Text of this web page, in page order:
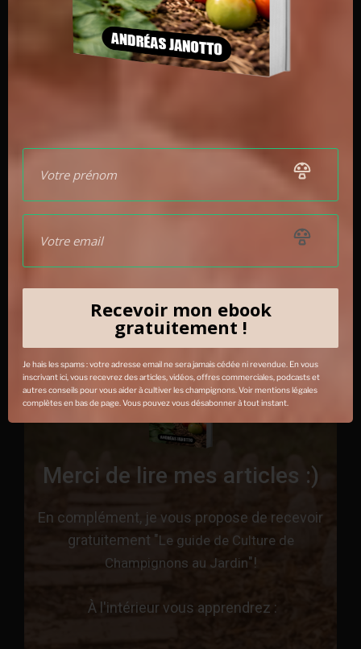
Conclusion
la production de
champignons comestibles et médicinaux,
ainsi que
pourl’industrie. En approfondissant notre
explorant leurs applications potentielles, nous
Merci de lire mes articles :)
En complément, je vous propose de recevoir
gratuitement "Le guide de Culture de
Champignons au Jardin"!
À l'intérieur vous apprendrez :
Recevoir mon ebook
gratuitement !
Je hais les spams : votre adresse email ne sera jamais cédée ni revendue. En vous
inscrivant ici, vous recevrez des articles, vidéos, offres commerciales, podcasts et
autres conseils pour vous aider à cultiver les champignons. Voir mentions légales
complètes en bas de page. Vous pouvez vous désabonner à tout instant.